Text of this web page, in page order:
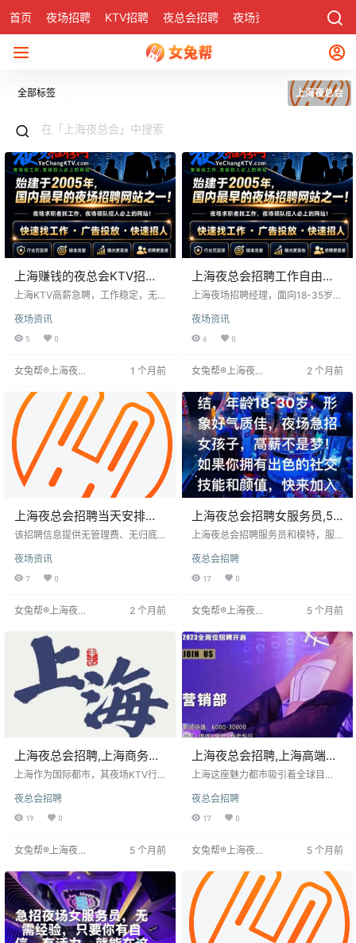
首页 夜场招聘 KTV招聘 夜总会招聘 夜场资讯 社区
全部标签 上海夜总会
上海赚钱的夜总会KTV招聘
夜场精英.生意火来了就上班
上海KTV高薪急聘，工作稳定，无
格开朗。工作内容为服务顾客、点
歌倒酒。工作时间晚上9点至凌晨3
夜场资讯
5 0
女兔帮®上海夜场
1 个月前
上海夜总会招聘工作自由没
有工作费报销机票
上海夜场招聘经理，面向18-35岁五
者，提供高薪职位，无需任务压
力，专车接送，保障安全。适合想
夜场资讯
6 0
女兔帮®上海夜场
2 个月前
上海夜总会招聘当天安排上
班.xf日结15起步
该招聘信息提供无管理费、无归底
资根据金牌、红牌、普模分为日薪1
5起、18起和12起，保证每日至少1-
2个班次。面试时间为每晚19点至20
何入职费用，并设有生手带薪免费
路费。工作内容为与客人进行健康
交流、唱歌
夜场资讯
7 0
女兔帮®上海夜场
2 个月前
上海夜总会招聘女服务员,50
间包房爆满高端场所直招
上海夜总会招聘服务员和模特，服
宿，客户素质高。模特要求身高155
以上，年龄18-32岁，形象气质佳，
提供住宿，日结薪资高。招聘条件
松赚钱。
夜总会招聘
17 0
女兔帮®上海夜场
5 个月前
上海夜总会招聘,上海商务夜
总会,无管理费无压金内部直
上海作为国际都市，其夜场KTV行
华夜店现招聘营销推销员。职位面
向20-30岁女性，要求具备销售经
验、善于沟通，能拓展人脉并提供
务、倾听需求、活跃氛围。该职位
爱社交、追求成长的求职者，面试
将择优录取。
夜总会招聘
19 0
女兔帮®上海夜场
5 个月前
上海夜总会招聘,上海高端夜
场,为梦加油青春勇敢前行无
上海这座魅力都市吸引着全球目
提供展示自我、实现梦想的机会。
现招聘18岁以上女性加入团队，要
求外貌条件佳、性格开朗、无不良
工资1200起、稳定工作、灵活时间
住宿等。工作内容主要为与客户参
加聚会、唱歌、促销等互动活动，
欢迎展现才艺。工作
夜总会招聘
17 0
女兔帮®上海夜场
5 个月前